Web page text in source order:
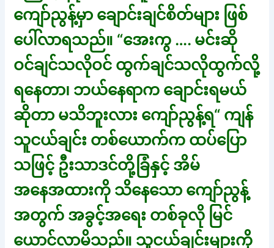
ကျော်ညွန့်မှာ ချောင်းချင်စိတ်များ ဖြစ်
ပေါ်လာရသည်။ “အေးကွ …. မင်းဆို
ဝင်ချင်သလိုဝင် ထွက်ချင်သလိုထွက်လို့
ရနေတာ၊ ဘယ်နေရာက ချောင်းရမယ်
ဆိုတာ မသိဘူးလား ကျော်ညွန့်ရ“ ကျန်
သူငယ်ချင်း တစ်ယောက်က ထပ်ပြော
သဖြင့် ဦးသာဒင်တို့ခြံနှင့် အိမ်
အနေအထားကို သိနေသော ကျော်ညွန့်
အတွက် အခွင့်အရေး တစ်ခုလို မြင်
ယောင်လာမိသည်။ သူငယ်ချင်းများကို